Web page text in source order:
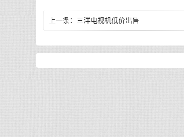
上一条： 三洋电视机低价出售